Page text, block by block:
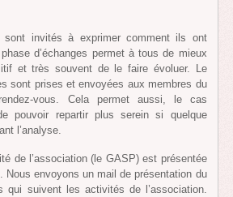
sont invités à exprimer comment ils ont
d’échanges permet à tous de mieux
et très souvent de le faire évoluer. Le
sont prises et envoyées aux membres du
vous. Cela permet aussi, le cas
pouvoir repartir plus serein si quelque
l’analyse.
de l’association (le GASP) est présentée
Nous envoyons un mail de présentation du
qui suivent les activités de l’association.